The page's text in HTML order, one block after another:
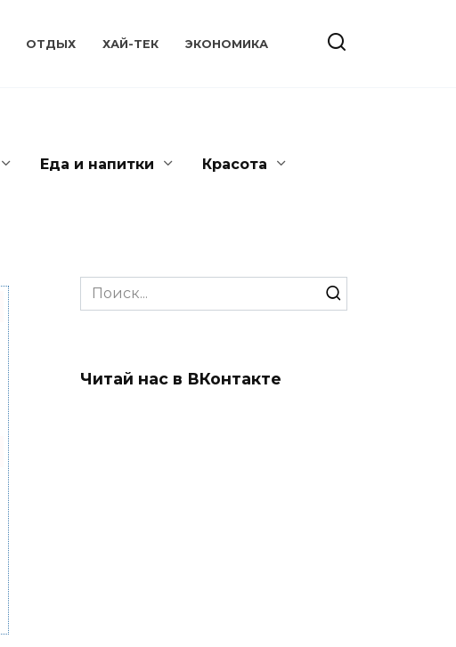
ОТДЫХ ХАЙ-ТЕК ЭКОНОМИКА
Еда и напитки Красота
Search
for:
Читай нас в ВКонтакте